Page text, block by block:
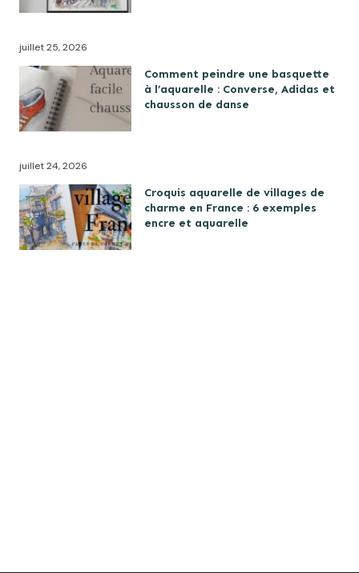
juillet 25, 2026
Comment peindre une basquette
à l’aquarelle : Converse, Adidas et
chausson de danse
juillet 24, 2026
Croquis aquarelle de villages de
charme en France : 6 exemples
encre et aquarelle